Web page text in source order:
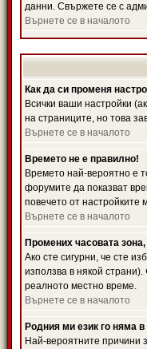
данни. Свържете се с
Върнете се в началото
Как да си променя
Всички ваши настройки
на страниците, но това
Върнете се в началото
Времето не е правилно!
Времето най-вероятно е
форумите да показват
повечето от настройките
Върнете се в началото
Промених часовата
Ако сте сигурни, че сте
използва в някой
реалното местно време.
Върнете се в началото
Родния ми език го няма
Най-вероятните причини